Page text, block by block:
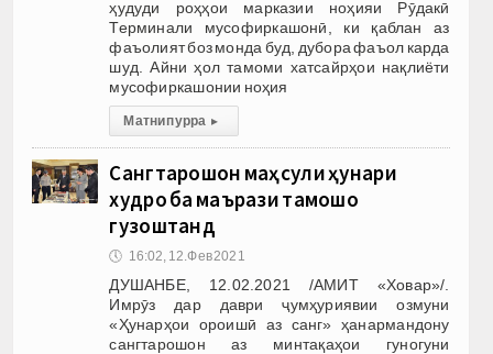
ҳудуди роҳҳои марказии ноҳияи Рӯдакӣ
Терминали мусофиркашонӣ, ки қаблан аз
фаъолият боз монда буд, дубора фаъол карда
шуд. Айни ҳол тамоми хатсайрҳои нақлиёти
мусофиркашонии ноҳия
Матни пурра ▸
Сангтарошон маҳсули ҳунари
худро ба маърази тамошо
гузоштанд
🕔 16:02, 12.Фев 2021
ДУШАНБЕ, 12.02.2021 /АМИТ «Ховар»/.
Имрӯз дар даври ҷумҳуриявии озмуни
«Ҳунарҳои ороишӣ аз санг» ҳанармандону
сангтарошон аз минтақаҳои гуногуни